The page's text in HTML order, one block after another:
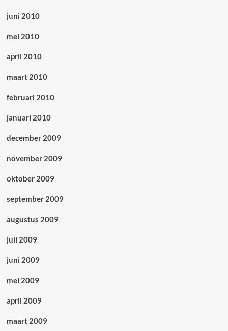
juni 2010
mei 2010
april 2010
maart 2010
februari 2010
januari 2010
december 2009
november 2009
oktober 2009
september 2009
augustus 2009
juli 2009
juni 2009
mei 2009
april 2009
maart 2009